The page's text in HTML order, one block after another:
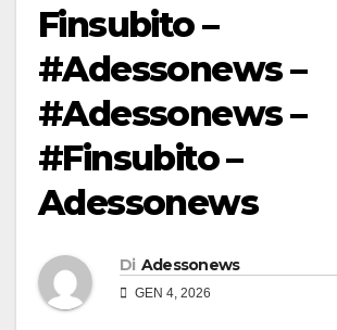
Finsubito –
#Adessonews –
#Adessonews –
#Finsubito –
Adessonews
Di Adessonews
GEN 4, 2026